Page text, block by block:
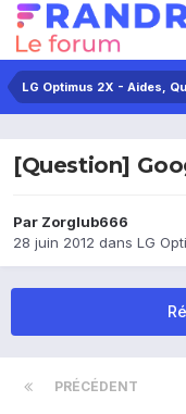
LG Optimus 2X - Aides,
[Question]
Par Zorglub666
28 juin 2012 dans LG
PRÉCÉDENT